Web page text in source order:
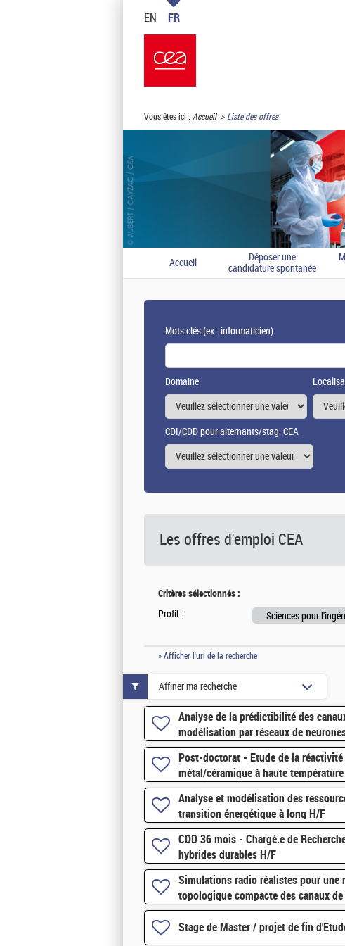
EN FR
Vous êtes ici : Accueil Liste des offres
Accueil
Déposer une
candidature spontanée
Mots clés(ex : informaticien)
Domaine
CDI/CDD pour alternants/stag. CEA
Les offres d'emploi CEA
Critères sélectionnés :
Profil : Sciences pour
» Afficher l'url de la recherche
Analyse de la prédictibilité des
modélisation par réseaux de
Post-doctorat - Etude de la
métal/céramique à haute
Analyse et modélisation des
transition énergétique à long H/F
CDD 36 mois - Chargé.e de
hybrides durables H/F
Simulations radio réalistes pour une
topologique compacte des canaux
Stage de Master / projet de fin
Affiner ma recherche